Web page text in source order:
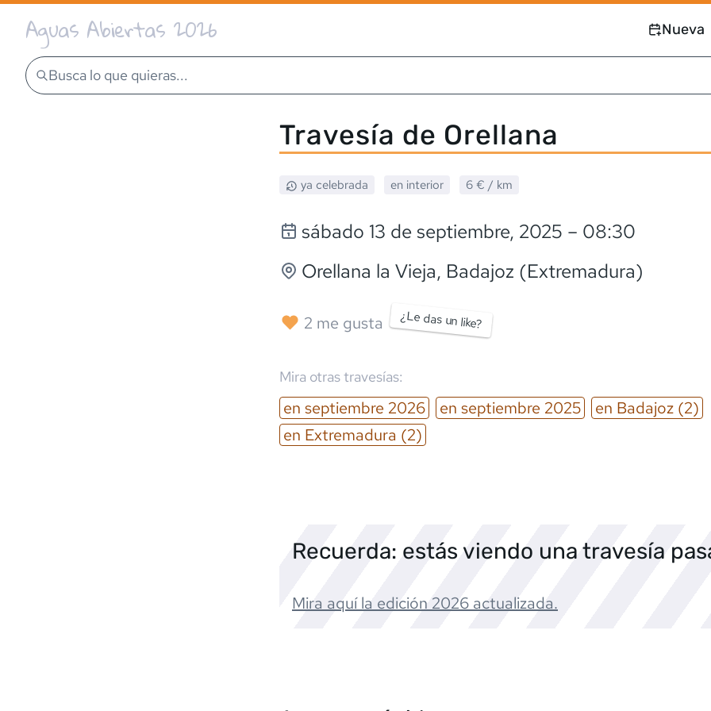
Aguas Abiertas 2026 Nueva
Busca lo que quieras...
Travesía de Orellana
ya celebrada en interior 6 € / km
sábado 13 de septiembre, 2025 – 08:30
Orellana la Vieja, Badajoz (Extremadura)
2 me gusta ¿Le das un like?
Mira otras travesías:
en septiembre 2026 en septiembre 2025 en Badajoz (2)
en Extremadura (2)
Recuerda: estás viendo una travesía
Mira aquí la edición 2026 actualizada.